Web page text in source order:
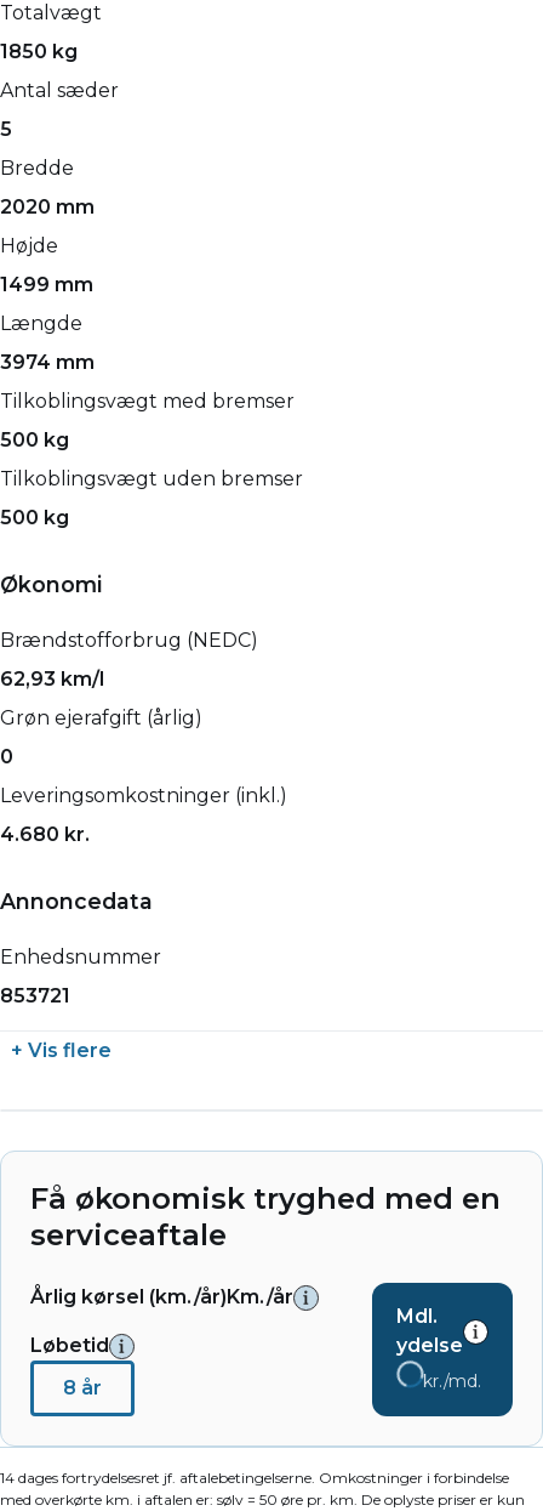
Totalvægt
1850 kg
Antal sæder
5
Bredde
2020 mm
Højde
1499 mm
Længde
3974 mm
Tilkoblingsvægt med bremser
500 kg
Tilkoblingsvægt uden bremser
500 kg
Økonomi
Brændstofforbrug (NEDC)
62,93 km/l
Grøn ejerafgift (årlig)
0
Leveringsomkostninger (inkl.)
4.680 kr.
Annoncedata
Enhedsnummer
853721
+ Vis flere
Få økonomisk tryghed med en
serviceaftale
Årlig kørsel (km./år)Km./år
Løbetid
8 år
Mdl.
ydelse
kr./md.
14 dages fortrydelsesret jf. aftalebetingelserne. Omkostninger i forbindelse
med overkørte km. i aftalen er: sølv = 50 øre pr. km. De oplyste priser er kun